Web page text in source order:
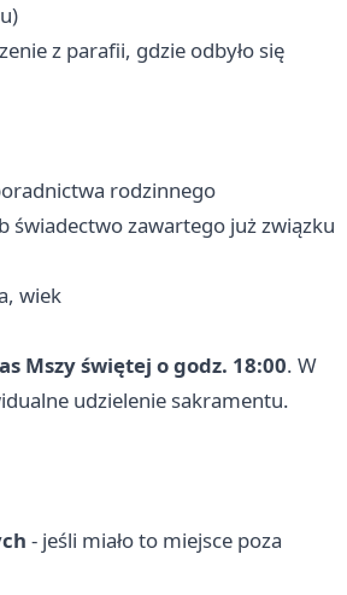
z parafii, gdzie odbyło się
rodzinnego
świadectwo zawartego już związku
wiek
Mszy świętej o godz. 18:00. W
udzielenie sakramentu.
- jeśli miało to miejsce poza